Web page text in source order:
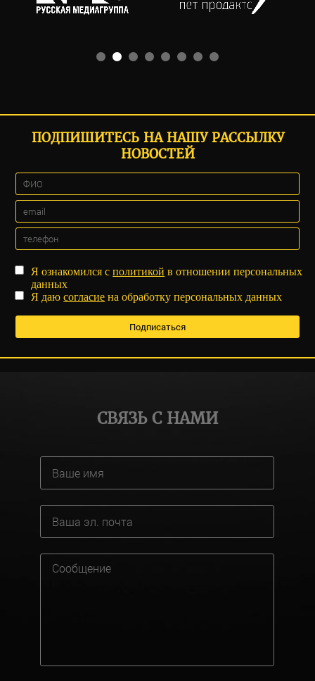
ПОДПИШИТЕСЬ НА НАШУ РАССЫЛКУ
НОВОСТЕЙ
Я ознакомился сполитикой в отношении персональных
данных
Я даюсогласие на обработку персональных данных
СВЯЗЬ С НАМИ